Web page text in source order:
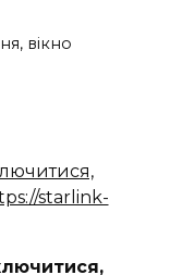
вікно